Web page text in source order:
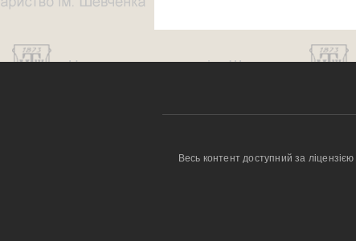
Весь контент доступний за ліцензією